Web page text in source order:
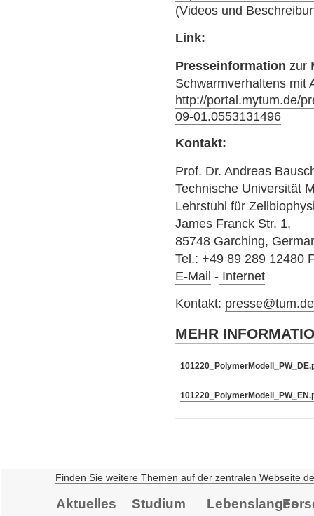
(Videos und
Link:
Presseinformation zur
Schwarmverhaltens mit
http://portal.mytum.de/
09-01.0553131496
Kontakt:
Prof. Dr. Andreas
Technische Universität
Lehrstuhl für
James Franck Str. 1,
85748 Garching,
Tel.: +49 89 289 12480
E-Mail - Internet
Kontakt: presse@tum.de
MEHR
Finden Sie weitere Themen auf der zentralen Webseite
Aktuelles Studium
Lebenslanges